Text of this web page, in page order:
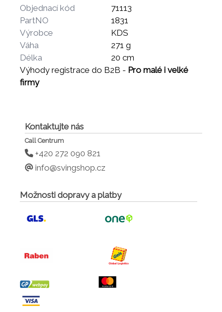
Objednací kód
71113
PartNO
1831
Výrobce
KDS
Váha
271 g
Délka
20 cm
Výhody registrace do B2B - Pro malé i velké
firmy
Kontaktujte nás
Call Centrum
+420 272 090 821
info@svingshop.cz
Možnosti dopravy a platby